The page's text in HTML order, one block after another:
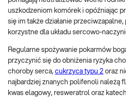
uszkodzeniom komórek i opóźniając
się im także działanie
korzystne dla układu sercowo-
Regularne spożywanie pokarmów
przyczynić się do obniżenia ryzyka
choroby serca, cukrzyca typu 2 oraz
najbardziej znanych polifenoli należą
kwas elagowy, resweratrol oraz